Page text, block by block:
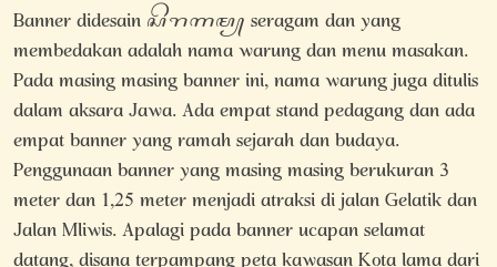
Banner didesain ꦱꦼꦫꦒꦩ꧀ seragam dan yang
membedakan adalah nama warung dan menu masakan.
Pada masing masing banner ini, nama warung juga ditulis
dalam aksara Jawa. Ada empat stand pedagang dan ada
empat banner yang ramah sejarah dan budaya.
Penggunaan banner yang masing masing berukuran 3
meter dan 1,25 meter menjadi atraksi di jalan Gelatik dan
Jalan Mliwis. Apalagi pada banner ucapan selamat